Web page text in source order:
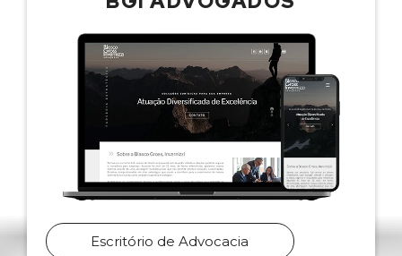
Escritório de Advocacia